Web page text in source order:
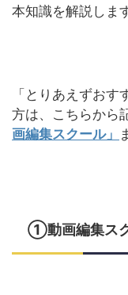
本知識を解説しま
「とりあえずお
方は、こちらから
画編集スクール」
①動画編集ス